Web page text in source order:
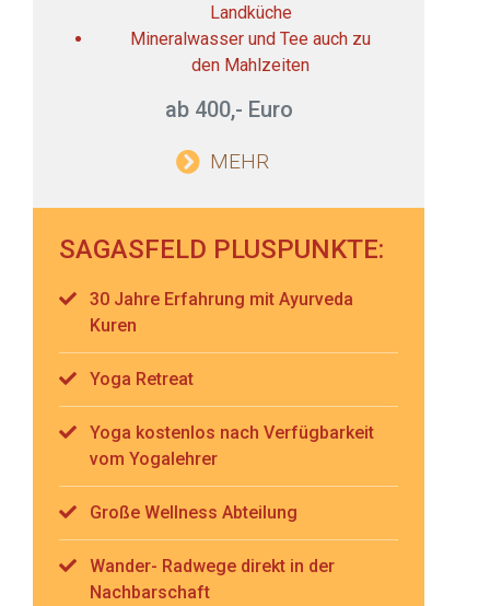
Landküche
Mineralwasser und Tee auch zu
den Mahlzeiten
ab 400,- Euro
MEHR
SAGASFELD PLUSPUNKTE:
30 Jahre Erfahrung mit Ayurveda
Kuren
Yoga Retreat
Yoga kostenlos nach Verfügbarkeit
vom Yogalehrer
Große Wellness Abteilung
Wander- Radwege direkt in der
Nachbarschaft